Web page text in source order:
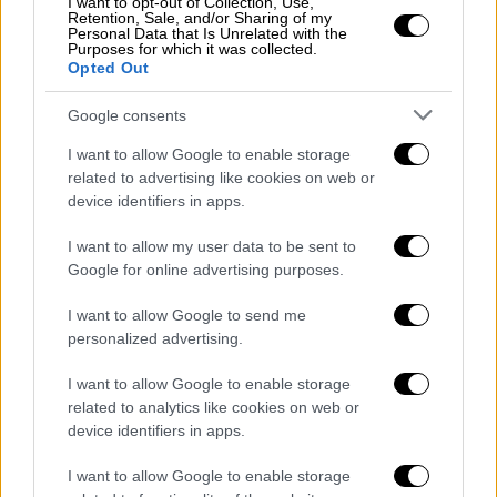
Retention, Sale, and/or Sharing of my
Personal Data that Is Unrelated with the
Purposes for which it was collected.
Opted Out
Google consents
I want to allow Google to enable storage
related to advertising like cookies on web or
device identifiers in apps.
I want to allow my user data to be sent to
Google for online advertising purposes.
I want to allow Google to send me
personalized advertising.
I want to allow Google to enable storage
related to analytics like cookies on web or
device identifiers in apps.
I want to allow Google to enable storage
Σπύρο Χαριτάτο.
Στη συνέχεια, υπογράμμισε πως, «Δεν έχουμε
καμία απάντηση. Εγώ αυτή τη στιγμή δεν
αν είναι το παιδί μου, αν
είναι το παιδί μου με κάτι άλλο, δεν ξέρω τι
έχω. Μήπως γι’ αυτό τον λόγο δε μου το
Αλλιώς, να μου δώσουν το χαρτί. Είναι
δικαίωμά μου. Για το παιδί μου».
«Δε φοβάμαι τίποτα»
Τέλος, ο Πάνος Ρούτσι αποκάλυψε πως,
νωρίτερα τη Δευτέρα, τον πλησίασαν
αστυνομικοί, οι οποίοι ζητούσαν τα στοιχεία
του. «Δεν μπορώ άλλο να κάθομαι και να τα